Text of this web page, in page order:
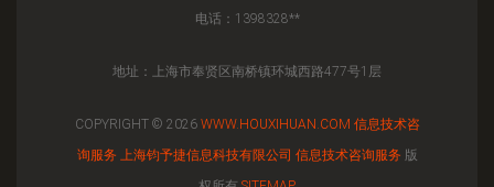
电话：1398328**
地址：上海市奉贤区南桥镇环城西路477号1层
COPYRIGHT © 2026 WWW.HOUXIHUAN.COM 信息技术咨
询服务 上海钧予捷信息科技有限公司 信息技术咨询服务 版